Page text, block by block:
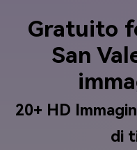
Gratuito
San
20+ HD
di